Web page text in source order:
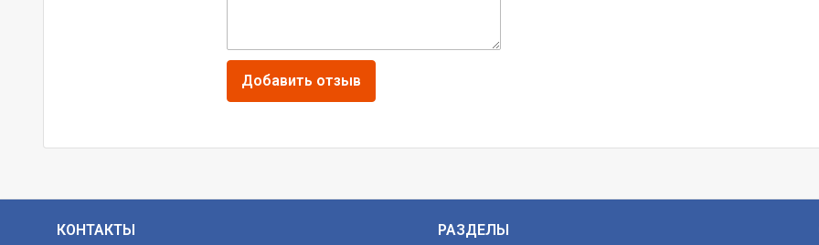
КОНТАКТЫ РАЗДЕЛЫ